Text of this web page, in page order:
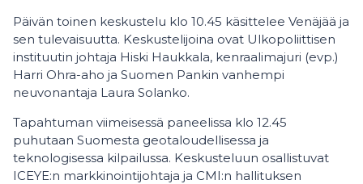
Päivän toinen keskustelu klo 10.45 käsittelee Venäjää ja
sen tulevaisuutta. Keskustelijoina ovat Ulkopoliittisen
instituutin johtaja Hiski Haukkala, kenraalimajuri (evp.)
Harri Ohra-aho ja Suomen Pankin vanhempi
neuvonantaja Laura Solanko.
Tapahtuman viimeisessä paneelissa klo 12.45
puhutaan Suomesta geotaloudellisessa ja
teknologisessa kilpailussa. Keskusteluun osallistuvat
ICEYE:n markkinointijohtaja ja CMI:n hallituksen